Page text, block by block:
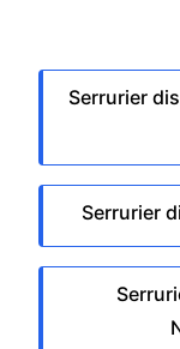
Serrurier
Serrurier